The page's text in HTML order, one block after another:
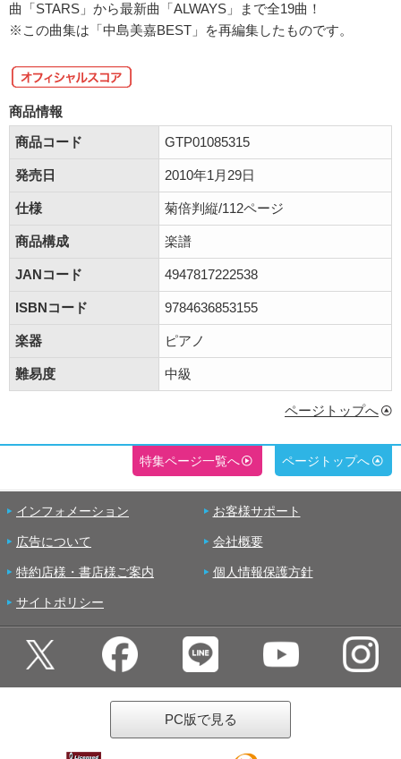
曲「STARS」から最新曲「ALWAYS」まで全19曲！
※この曲集は「中島美嘉BEST」を再編集したものです。
商品情報
商品コード
GTP01085315
発売日 2010年1月29日
仕様 菊倍判縦/112ページ
商品構成 楽譜
JANコード 4947817222538
ISBNコード 9784636853155
楽器 ピアノ
難易度 中級
ページトップへ
特集ページ一覧へ ページトップへ
インフォメーション お客様サポート
広告について 会社概要
特約店様・書店様ご案内 個人情報保護方針
サイトポリシー
PC版で見る